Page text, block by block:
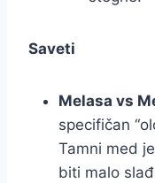
Saveti
Melasa vs
specifičan
Tamni med
biti malo